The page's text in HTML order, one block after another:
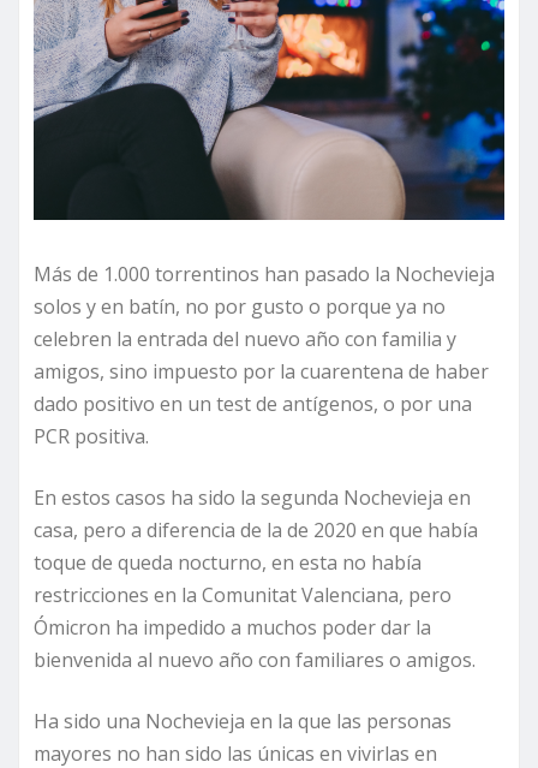
Más de 1.000 torrentinos han pasado la Nochevieja
solos y en batín, no por gusto o porque ya no
celebren la entrada del nuevo año con familia y
amigos, sino impuesto por la cuarentena de haber
dado positivo en un test de antígenos, o por una
PCR positiva.
En estos casos ha sido la segunda Nochevieja en
casa, pero a diferencia de la de 2020 en que había
toque de queda nocturno, en esta no había
restricciones en la Comunitat Valenciana, pero
Ómicron ha impedido a muchos poder dar la
bienvenida al nuevo año con familiares o amigos.
Ha sido una Nochevieja en la que las personas
mayores no han sido las únicas en vivirlas en